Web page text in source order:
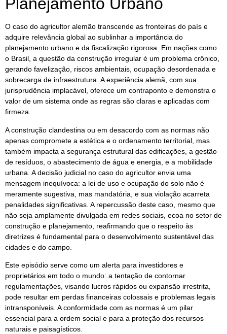
Planejamento Urbano
O caso do agricultor alemão transcende as fronteiras do país e
adquire relevância global ao sublinhar a importância do
planejamento urbano e da fiscalização rigorosa. Em nações como
o Brasil, a questão da construção irregular é um problema crônico,
gerando favelização, riscos ambientais, ocupação desordenada e
sobrecarga de infraestrutura. A experiência alemã, com sua
jurisprudência implacável, oferece um contraponto e demonstra o
valor de um sistema onde as regras são claras e aplicadas com
firmeza.
A construção clandestina ou em desacordo com as normas não
apenas compromete a estética e o ordenamento territorial, mas
também impacta a segurança estrutural das edificações, a gestão
de resíduos, o abastecimento de água e energia, e a mobilidade
urbana. A decisão judicial no caso do agricultor envia uma
mensagem inequívoca: a lei de uso e ocupação do solo não é
meramente sugestiva, mas mandatória, e sua violação acarreta
penalidades significativas. A repercussão deste caso, mesmo que
não seja amplamente divulgada em redes sociais, ecoa no setor de
construção e planejamento, reafirmando que o respeito às
diretrizes é fundamental para o desenvolvimento sustentável das
cidades e do campo.
Este episódio serve como um alerta para investidores e
proprietários em todo o mundo: a tentação de contornar
regulamentações, visando lucros rápidos ou expansão irrestrita,
pode resultar em perdas financeiras colossais e problemas legais
intransponíveis. A conformidade com as normas é um pilar
essencial para a ordem social e para a proteção dos recursos
naturais e paisagísticos.